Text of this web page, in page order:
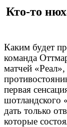
Кто-то
Каким будет
команда
матчей «Реал»,
первая
шотландского
дать только
которые